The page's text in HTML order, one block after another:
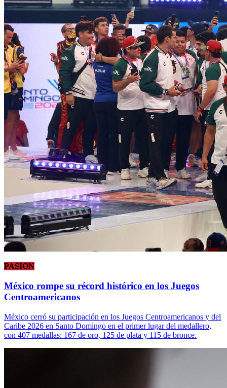
PASION
México rompe su récord histórico en los Juegos
Centroamericanos
México cerró su participación en los Juegos Centroamericanos y del
Caribe 2026 en Santo Domingo en el primer lugar del medallero,
con 407 medallas: 167 de oro, 125 de plata y 115 de bronce.